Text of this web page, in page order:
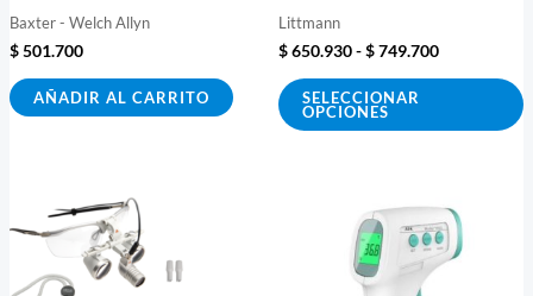
Baxter - Welch Allyn
$501.700
AÑADIR AL CARRITO
Littmann
$650.930-$749.700
SELECCIONAR
OPCIONES